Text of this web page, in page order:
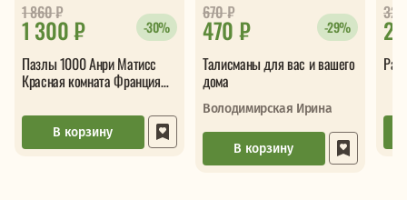
1 300 ₽
1 860₽
-30%
Пазлы 1000 Анри Матисс
Красная комната Франция
В корзину
470 ₽
670₽
-29%
Талисманы для вас и вашего
дома
Володимирская Ирина
В корзину